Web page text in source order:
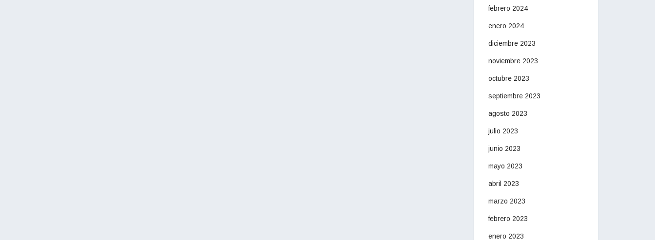
febrero 2024
enero 2024
diciembre 2023
noviembre 2023
octubre 2023
septiembre 2023
agosto 2023
julio 2023
junio 2023
mayo 2023
abril 2023
marzo 2023
febrero 2023
enero 2023